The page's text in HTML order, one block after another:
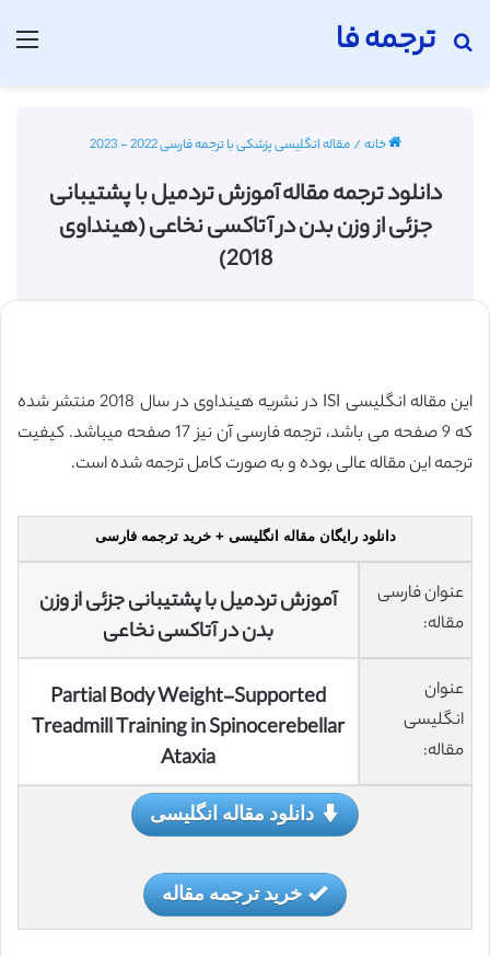
ترجمه فا
جستجو برای
خانه/مقاله انگلیسی پزشکی با ترجمه فارسی 2022 - 2023
دانلود ترجمه مقاله آموزش تردمیل با پشتیبانی
جزئی از وزن بدن در آتاکسی نخاعی (هینداوی
2018)
این مقاله انگلیسی ISI در نشریه هینداوی در سال 2018 منتشر شده
که 9 صفحه می باشد، ترجمه فارسی آن نیز 17 صفحه میباشد. کیفیت
ترجمه این مقاله عالی بوده و به صورت کامل ترجمه شده است.
دانلود رایگان مقاله انگلیسی + خرید ترجمه فارسی
عنوان فارسی
مقاله:
آموزش تردمیل با پشتیبانی جزئی از وزن
بدن در آتاکسی نخاعی
عنوان
انگلیسی
مقاله:
Partial Body Weight-Supported
Treadmill Training in Spinocerebellar
Ataxia
دانلود مقاله انگلیسی
خرید ترجمه مقاله